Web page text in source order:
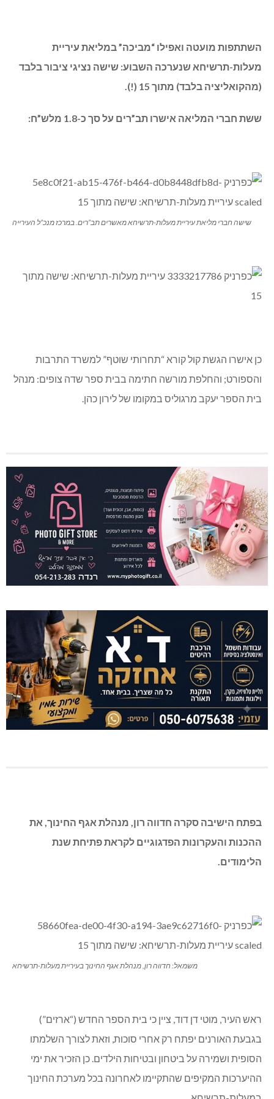
השתתפות מועטה ואפילו “מביכה” במליאת עיריית
מעלות-תרשיחא שנערכה השבוע: שישה נציגי ציבור בלבד
(מהקואליציה בלבד) מתוך 15 (!).
ששת חברי המליאה אישרו תב”רים על סך כ-1.8 מלש”ח:
שישה חברי מליאת עיריית מעלות-תרשיחא מאשרים תב”רים. במרכז מנכ”ל העירייה
כן אישרו הגשת קול קורא “תחרותי שוטף” למשרד התרבות
והספורט; והחלפת מורשה חתימה בבית ספר שדה צופים: מנהל
בית הספר יעקב מרגוליס במקומו של לירון כהן.
בפתח הישיבה סקרה חדווה רון, מנהלת אגף החינוך, את
ההכנות והעקרונות הפדגוגיים לקראת פתיחת שנת
הלימודים.
משמאל: חדווה רון, מנהלת אגף החינוך בעיריית מעלות-תרשיחא
ראש העיר, מוטי דן דוד, ציין כי בית הספר החדש (“ארזים”)
בגבעת האורנים יפתח רק אחרי סוכות, וזאת לצורך השלמתו
הסופית ושמירה על ביטחון ובטיחות הילדים. כן הזכיר את ימי
ההיערכות המקיפים שהתקיימו לאחרונה בכל מערכת החינוך